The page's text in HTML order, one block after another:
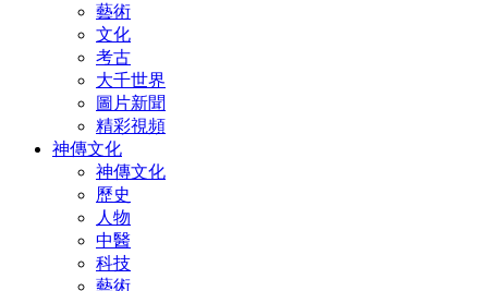
藝術
文化
考古
大千世界
圖片新聞
精彩視頻
神傳文化
神傳文化
歷史
人物
中醫
科技
藝術